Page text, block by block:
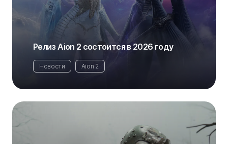
Релиз Aion 2 состоится в 2026 году
Новости Aion 2